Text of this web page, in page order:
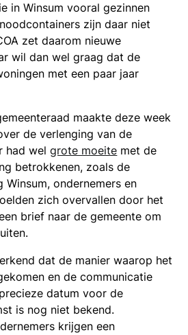
in Winsum vooral gezinnen
zijn daar niet
zet daarom nieuwe
wil dan wel graag dat de
met een paar jaar
maakte deze week
de verlenging van de
had welgrote moeite met de
betrokkenen, zoals de
ondernemers en
zich overvallen door het
brief naar de gemeente om
dat de manier waarop het
en de communicatie
datum voor de
is nog niet bekend.
krijgen een